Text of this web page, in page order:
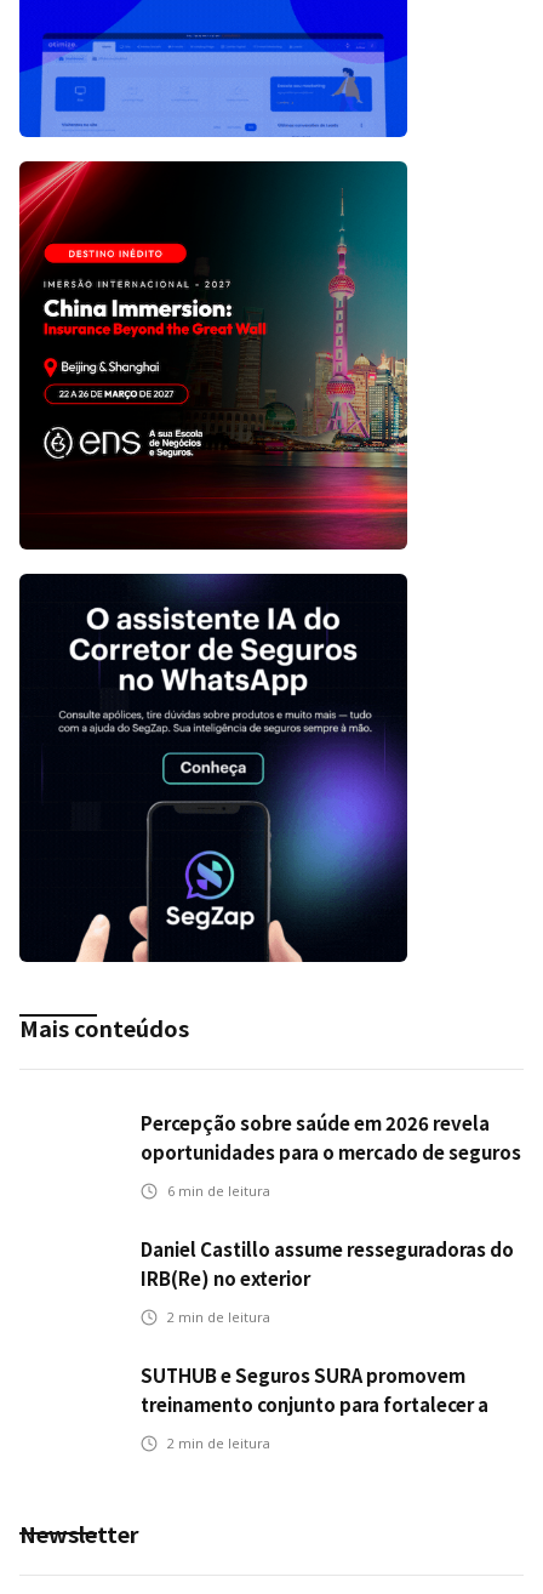
Mais conteúdos
Percepção sobre saúde em 2026 revela
oportunidades para o mercado de seguros
ampliar cobertura e prevenção
6 min de leitura
Daniel Castillo assume resseguradoras do
IRB(Re) no exterior
2 min de leitura
SUTHUB e Seguros SURA promovem
treinamento conjunto para fortalecer a
operação comercial do Seguro Mobilidade
2 min de leitura
Newsletter